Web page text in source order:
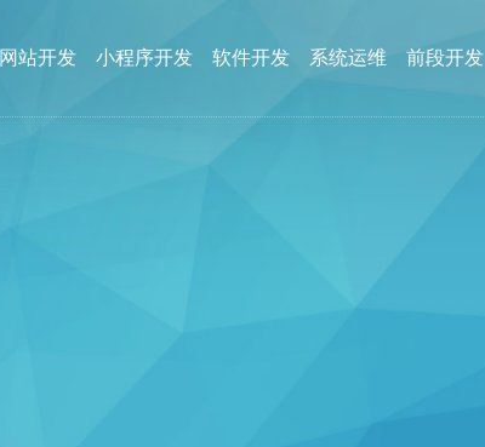
网站开发 小程序开发 软件开发 系统运维 前段开发